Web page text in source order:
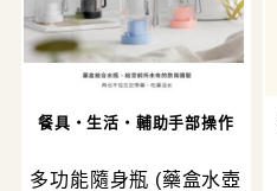
餐具・生活・輔助手部操作
多功能隨身瓶 (藥盒水壺